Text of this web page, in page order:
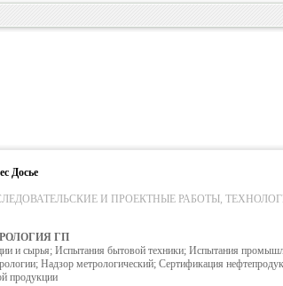
Досье
И ПРОЕКТНЫЕ РАБОТЫ,
ГП
и сырья; Испытания бытовой техники; Испытания
Надзор метрологический; Сертификация
продукции